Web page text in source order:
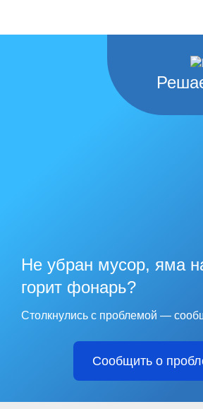
Не убран мусор, яма
горит фонарь?
Столкнулись с проблемой —
Сообщить о